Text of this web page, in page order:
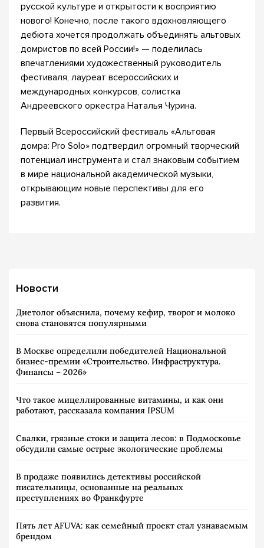
русской культуре и открытости к восприятию
нового! Конечно, после такого вдохновляющего
дебюта хочется продолжать объединять альтовых
домристов по всей России!» — поделилась
впечатлениями художественный руководитель
фестиваля, лауреат всероссийских и
международных конкурсов, солистка
Андреевского оркестра Наталья Чурина.
Первый Всероссийский фестиваль «Альтовая
домра: Pro Solo» подтвердил огромный творческий
потенциал инструмента и стал знаковым событием
в мире национальной академической музыки,
открывающим новые перспективы для его
развития.
Новости
Диетолог объяснила, почему кефир, творог и молоко
снова становятся популярными
В Москве определили победителей Национальной
бизнес-премии «Строительство. Инфраструктура.
Финансы – 2026»
Что такое мицеллированные витамины, и как они
работают, рассказала компания IPSUM
Свалки, грязные стоки и защита лесов: в Подмосковье
обсудили самые острые экологические проблемы
В продаже появились детективы российской
писательницы, основанные на реальных
преступлениях во Франкфурте
Пять лет AFUVA: как семейный проект стал узнаваемым
брендом